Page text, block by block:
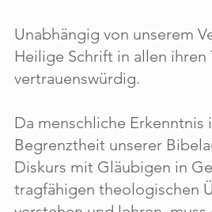
Unabhängig von unserem
Heilige Schrift in allen
vertrauenswürdig.
Da menschliche
Begrenztheit unserer
Diskurs mit Gläubigen in
tragfähigen theologischen